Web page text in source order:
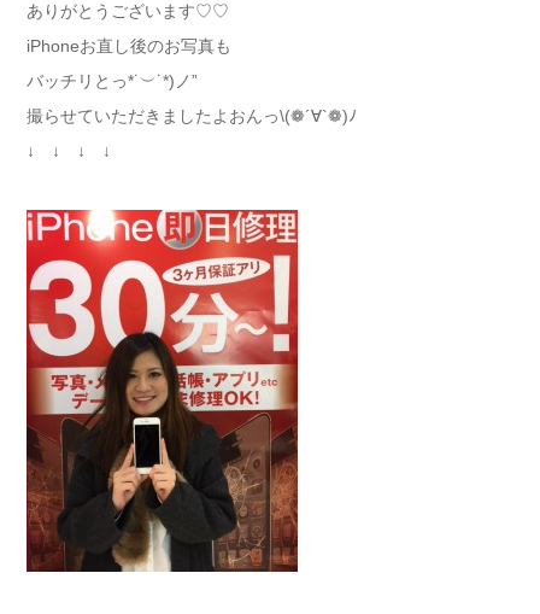
ありがとうございます♡♡
iPhoneお直し後のお写真も
バッチリとっ*˙︶˙*)ノ”
撮らせていただきましたよおんっ\(❁´∀`❁)ﾉ
↓ ↓ ↓ ↓